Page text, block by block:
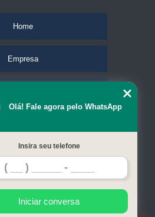
Home
Empresa
Contato
Mapa do site
Olá! Fale agora pelo WhatsApp
Insira seu telefone
Iniciar conversa